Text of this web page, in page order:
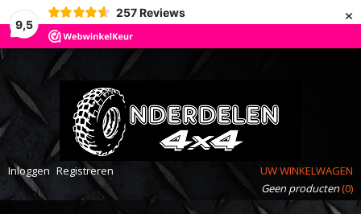
9,5
257 Reviews ×
Inloggen Registreren
UW WINKELWAGEN
Geen producten(0)